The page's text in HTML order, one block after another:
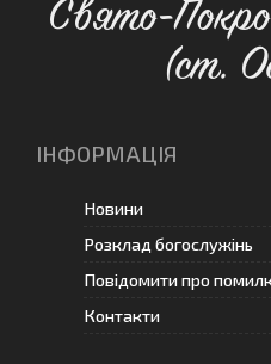
Свято-
(ст.
ІНФОРМАЦІЯ
Новини
Розклад богослужінь
Повідомити про
Контакти